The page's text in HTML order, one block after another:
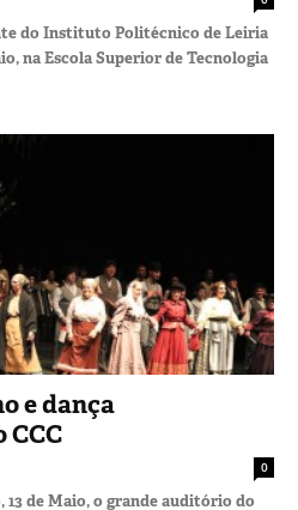
do Instituto Politécnico de Leiria
na Escola Superior de Tecnologia
e dança
0
de Maio, o grande auditório do